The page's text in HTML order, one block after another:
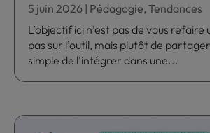
5 juin 2026 | Pédagogie,Tendances
L’objectif ici n’est pas de vous
pas sur l’outil, mais plutôt de
simple de l’intégrer dans une...